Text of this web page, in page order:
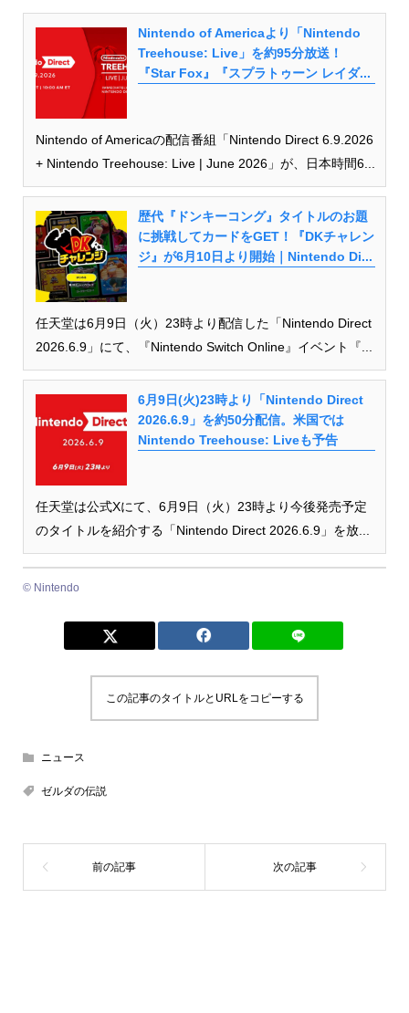
Nintendo of Americaより「Nintendo
Treehouse: Live」を約95分放送！
『Star Fox』『スプラトゥーン レイダ...
Nintendo of Americaの配信番組「Nintendo Direct 6.9.2026
+ Nintendo Treehouse: Live | June 2026」が、日本時間6...
歴代『ドンキーコング』タイトルのお題
に挑戦してカードをGET！『DKチャレン
ジ』が6月10日より開始｜Nintendo Di...
任天堂は6月9日（火）23時より配信した「Nintendo Direct
2026.6.9」にて、『Nintendo Switch Online』イベント『...
6月9日(火)23時より「Nintendo Direct
2026.6.9」を約50分配信。米国では
Nintendo Treehouse: Liveも予告
任天堂は公式Xにて、6月9日（火）23時より今後発売予定
のタイトルを紹介する「Nintendo Direct 2026.6.9」を放...
© Nintendo
この記事のタイトルとURLをコピーする
ニュース
ゼルダの伝説